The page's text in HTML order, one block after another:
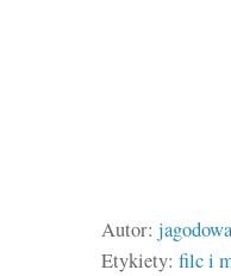
Autor:
Etykiety: filc i